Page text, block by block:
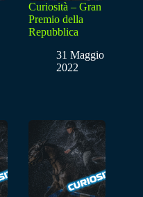
Curiosità – Gran
Premio della
Repubblica
31 Maggio
2022